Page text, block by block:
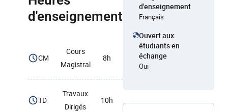
d'enseignement
CM
Cours
Magistral
8h
TD
Travaux
Dirigés
10h
d'enseignement
Français
Ouvert aux
étudiants en
échange
Oui